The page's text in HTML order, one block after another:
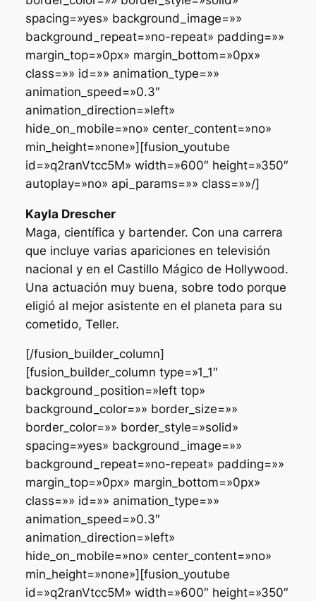
spacing=»yes» background_image=»»
background_repeat=»no-repeat» padding=»»
margin_top=»0px» margin_bottom=»0px»
class=»» id=»» animation_type=»»
animation_speed=»0.3″
animation_direction=»left»
hide_on_mobile=»no» center_content=»no»
min_height=»none»][fusion_youtube
id=»q2ranVtcc5M» width=»600″ height=»350″
autoplay=»no» api_params=»» class=»»/]
Kayla Drescher
Maga, científica y bartender. Con una carrera
que incluye varias apariciones en televisión
nacional y en el Castillo Mágico de Hollywood.
Una actuación muy buena, sobre todo porque
eligió al mejor asistente en el planeta para su
cometido, Teller.
[/fusion_builder_column]
[fusion_builder_column type=»1_1″
background_position=»left top»
background_color=»» border_size=»»
border_color=»» border_style=»solid»
spacing=»yes» background_image=»»
background_repeat=»no-repeat» padding=»»
margin_top=»0px» margin_bottom=»0px»
class=»» id=»» animation_type=»»
animation_speed=»0.3″
animation_direction=»left»
hide_on_mobile=»no» center_content=»no»
min_height=»none»][fusion_youtube
id=»q2ranVtcc5M» width=»600″ height=»350″